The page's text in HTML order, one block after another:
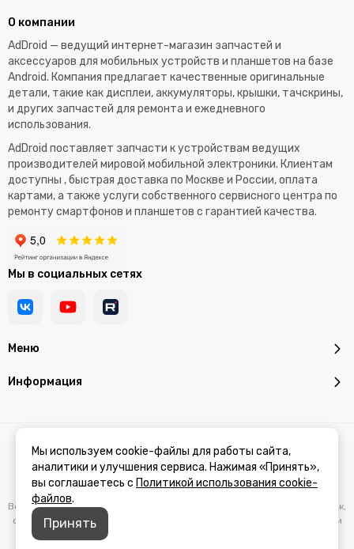
Меню
Информация
О компании
AdDroid — ведущий интернет-магазин запчастей и
аксессуаров для мобильных устройств и планшетов на базе
Android. Компания предлагает качественные оригинальные
детали, такие как дисплеи, аккумуляторы, крышки, тачскрины,
и других запчастей для ремонта и ежедневного
использования.​
AdDroid поставляет запчасти к устройствам ведущих
производителей мировой мобильной электроники. Клиентам
доступны , быстрая доставка по Москве и России, оплата
картами, а также услуги собственного сервисного центра по
ремонту смартфонов и планшетов с гарантией качества.
Мы в социальных сетях
2026 © Addroid.ru. Карта сайта
Вся представленная на сайте информация, касающаяся характеристик,
стоимости товаров и услуг, носит информационный характер и ни при
каких условиях не является публичной офертой, определяемой
Мы используем cookie-файлы для работы сайта,
аналитики и улучшения сервиса. Нажимая «Принять»,
вы соглашаетесь с Политикой использования cookie-
файлов.
Принять